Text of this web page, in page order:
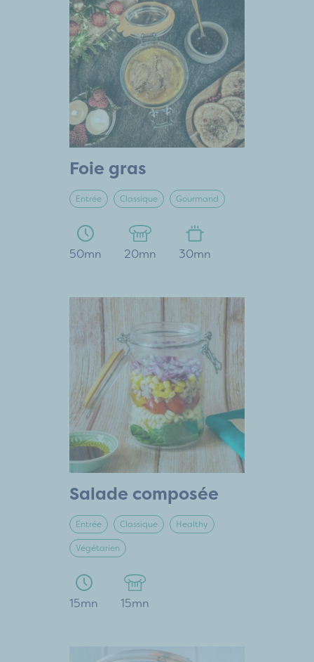
Foie gras
Entrée Classique Gourmand
50mn 20mn 30mn
Salade composée
Entrée Classique Healthy
Végétarien
15mn 15mn